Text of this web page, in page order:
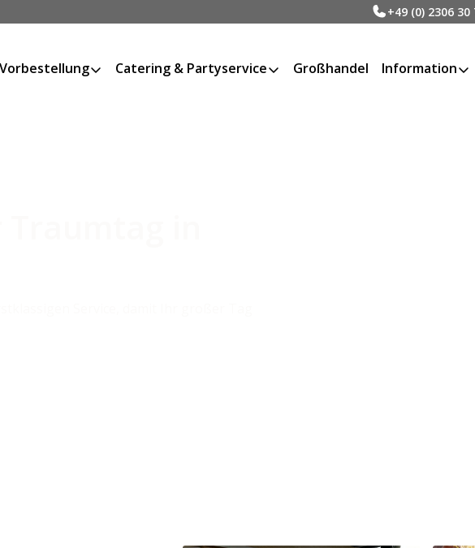
+49 (0) 2306 30
Vorbestellung Catering & Partyservice Großhandel Information